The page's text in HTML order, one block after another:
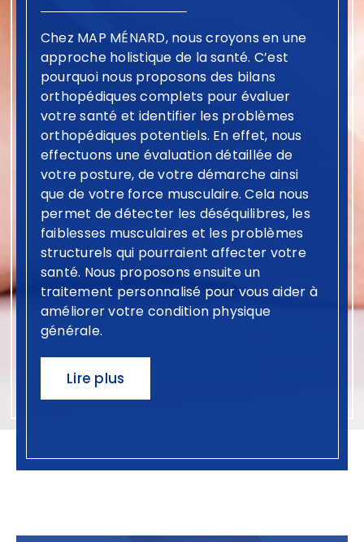
Chez MAP MÉNARD, nous croyons en une
approche holistique de la santé. C’est
pourquoi nous proposons des bilans
orthopédiques complets pour évaluer
votre santé et identifier les problèmes
orthopédiques potentiels. En effet, nous
effectuons une évaluation détaillée de
votre posture, de votre démarche ainsi
que de votre force musculaire. Cela nous
permet de détecter les déséquilibres, les
faiblesses musculaires et les problèmes
structurels qui pourraient affecter votre
santé. Nous proposons ensuite un
traitement personnalisé pour vous aider à
améliorer votre condition physique
générale.
Lire plus